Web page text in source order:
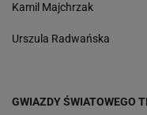
Kamil Majchrzak
Urszula Radwańska
GWIAZDY ŚWIATOWEGO